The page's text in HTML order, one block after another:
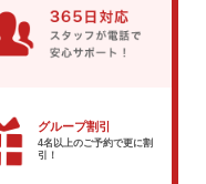
グループ割引
4名以上のご予約で更に割
引！